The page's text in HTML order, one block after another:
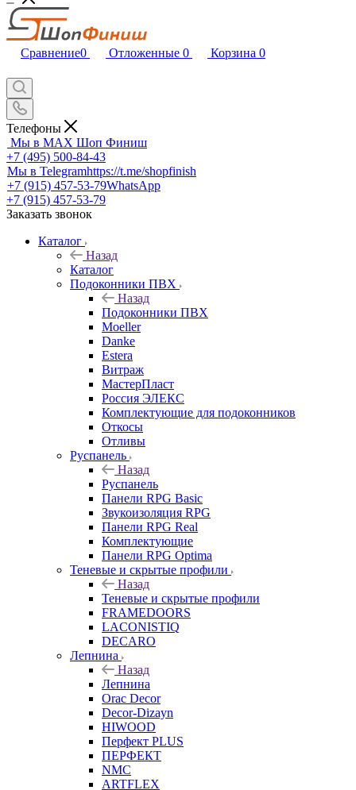
Сравнение0 Отложенные 0 Корзина 0
Телефоны
Мы в MAX Шоп Финиш
+7 (495) 500-84-43
Мы в Telegramhttps://t.me/shopfinish
+7 (915) 457-53-79WhatsApp
+7 (915) 457-53-79
Заказать звонок
Каталог
Назад
Каталог
Подоконники ПВХ
Назад
Подоконники ПВХ
Moeller
Danke
Estera
Витраж
МастерПласт
Россия ЭЛЕКС
Комплектующие для подоконников
Откосы
Отливы
Руспанель
Назад
Руспанель
Панели RPG Basic
Звукоизоляция RPG
Панели RPG Real
Комплектующие
Панели RPG Optima
Теневые и скрытые профили
Назад
Теневые и скрытые профили
FRAMEDOORS
LACONISTIQ
DECARO
Лепнина
Назад
Лепнина
Orac Decor
Decor-Dizayn
HIWOOD
Перфект PLUS
ПЕРФЕКТ
NMC
ARTFLEX